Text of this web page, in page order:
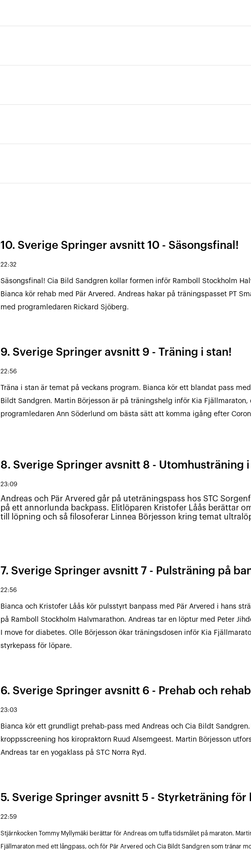
10. Sverige Springer avsnitt 10 - Säsongsfinal!
22:32
Säsongsfinal! Cia Bild Sandgren kollar formen inför Ramboll Stockholm
Bianca kör rehab med Pär Arvered. Andreas hakar på träningspasset PT
med programledaren Rickard Sjöberg.
9. Sverige Springer avsnitt 9 - Träning i stan!
22:56
Träna i stan är temat på veckans program. Bianca kör ett blandat pass
Bildt Sandgren. Martin Börjesson är på träningshelg inför Kia
programledaren Ann Söderlund om bästa sätt att komma igång efter
8. Sverige Springer avsnitt 8 - Utomhusträning i
23:09
Andreas och Pär Arvered går på uteträningspass hos STC
på ett annorlunda backpass. Elitlöparen Kristofer Låås berättar
till löpning och så filosoferar Linnea Börjesson kring temat
7. Sverige Springer avsnitt 7 - Pulsträning på
22:56
Bianca och Kristofer Låås kör pulsstyrt banpass med Pär Arvered i hans
på Ramboll Stockholm Halvmarathon. Andreas tar en löptur med Peter
I move for diabetes. Olle Börjesson ökar träningsdosen inför Kia
styrkepass för löpare.
6. Sverige Springer avsnitt 6 - Prehab och
23:03
Bianca kör ett grundligt prehab-pass med Andreas och Cia Bildt
kroppsscreening hos kiropraktorn Ruud Alsemgeest. Martin Börjesson
Andreas tar en yogaklass på STC Norra Ryd.
5. Sverige Springer avsnitt 5 - Styrketräning för
22:59
Stjärnkocken Tommy Myllymäki berättar för Andreas om tuffa tidsmålet på maraton.
Fjällmaraton med ett långpass, och för Pär Arvered och Cia Bildt Sandgren som tränar